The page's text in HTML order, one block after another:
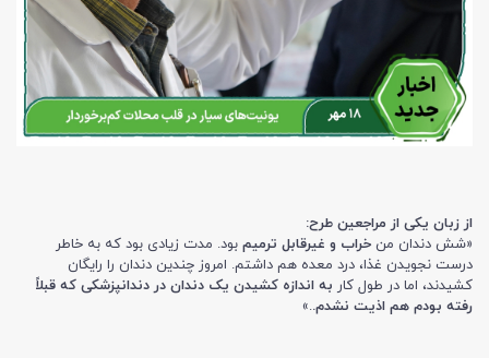
از زبان یکی از مراجعین طرح:
«شش دندان من خراب و غیرقابل ترمیم بود. مدت زیادی بود که به خاطر
درست نجویدن غذا، درد معده هم داشتم. امروز چندین دندان را رایگان
کشیدند، اما در طول کار به اندازه کشیدن یک دندان در دندانپزشکی که قبلاً
رفته بودم هم اذیت نشدم..»